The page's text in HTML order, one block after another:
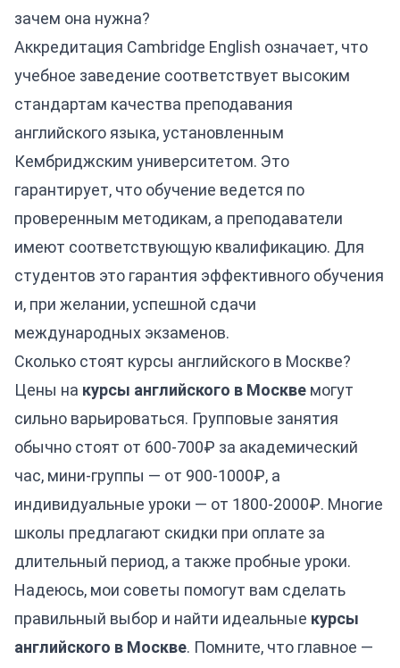
зачем она нужна?
Аккредитация Cambridge English означает, что
учебное заведение соответствует высоким
стандартам качества преподавания
английского языка, установленным
Кембриджским университетом. Это
гарантирует, что обучение ведется по
проверенным методикам, а преподаватели
имеют соответствующую квалификацию. Для
студентов это гарантия эффективного обучения
и, при желании, успешной сдачи
международных экзаменов.
Сколько стоят курсы английского в Москве?
Цены на курсы английского в Москве могут
сильно варьироваться. Групповые занятия
обычно стоят от 600-700₽ за академический
час, мини-группы — от 900-1000₽, а
индивидуальные уроки — от 1800-2000₽. Многие
школы предлагают скидки при оплате за
длительный период, а также пробные уроки.
Надеюсь, мои советы помогут вам сделать
правильный выбор и найти идеальные курсы
английского в Москве. Помните, что главное —